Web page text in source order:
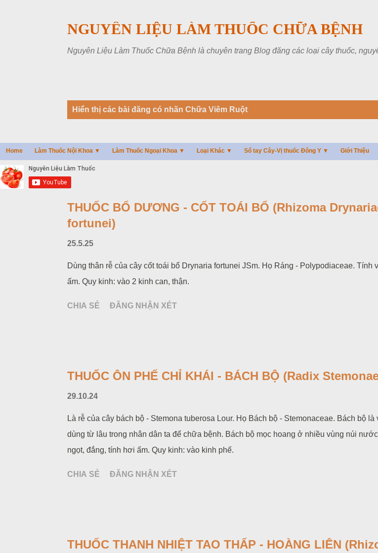
NGUYÊN LIỆU LÀM THUỐC CHỮA BỆNH
Nguyên Liệu Làm Thuốc Chữa Bệnh là chuyên trang Blog đăng các loại cây thuốc,
đ
ă
n
g
Hiển thị các bài đăng có nhãn Chữa Viêm Ruột
Home Làm Thuốc Nội Khoa ▼ Làm Thuốc Ngoại Khoa ▼ Loại Khác ▼ Sổ tay Cây-Vị thuốc Đông Y ▼ Giới Thiệu
THUỐC BỔ DƯƠNG - CỐT TOÁI BỔ (Rhizoma
fortunei)
25.5.25
Dùng thân rễ của cây cốt toái bổ Drynaria fortunei JSm. Họ Ráng - Polypodiaceae. Tính
ấm. Quy kinh: vào 2 kinh can, thận.
CHIA SẺ ĐĂNG NHẬN XÉT
THUỐC ÔN PHẾ CHỈ KHÁI - BÁCH BỘ (Radix
29.10.24
Là rễ của cây bách bộ - Stemona tuberosa Lour. Họ Bách bộ - Stemonaceae. Bách bộ
dùng từ lâu trong nhân dân ta để chữa bệnh. Bách bộ mọc hoang ở nhiều vùng núi
ngọt, đắng, tính hơi ấm. Quy kinh: vào kinh phế.
CHIA SẺ ĐĂNG NHẬN XÉT
THUỐC THANH NHIỆT TAO THẤP - HOÀNG LIÊN